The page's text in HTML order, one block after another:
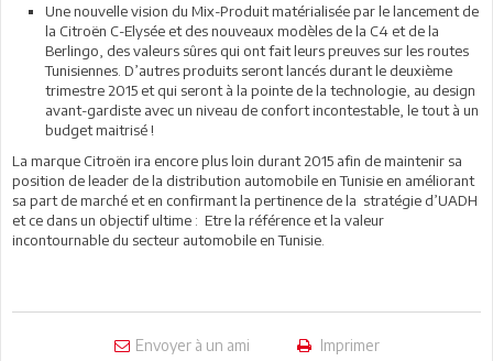
Une nouvelle vision du Mix-Produit matérialisée par le lancement de
la Citroën C-Elysée et des nouveaux modèles de la C4 et de la
Berlingo, des valeurs sûres qui ont fait leurs preuves sur les routes
Tunisiennes. D’autres produits seront lancés durant le deuxième
trimestre 2015 et qui seront à la pointe de la technologie, au design
avant-gardiste avec un niveau de confort incontestable, le tout à un
budget maitrisé !
La marque Citroën ira encore plus loin durant 2015 afin de maintenir sa
position de leader de la distribution automobile en Tunisie en améliorant
sa part de marché et en confirmant la pertinence de la stratégie d’UADH
et ce dans un objectif ultime : Etre la référence et la valeur
incontournable du secteur automobile en Tunisie.
Envoyer à un ami Imprimer